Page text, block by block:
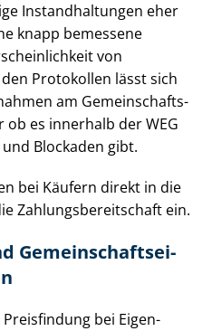
In­stand­hal­tun­gen eher
knapp bemessene
von
Protokollen lässt sich
am Ge­mein­schafts­
es innerhalb der WEG
Blockaden gibt.
bei Käufern direkt in die
Zah­lungs­be­reit­schaft ein.
Ge­mein­schafts­ei­
bei Ei­gen­